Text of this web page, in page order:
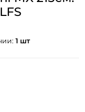
1 шт